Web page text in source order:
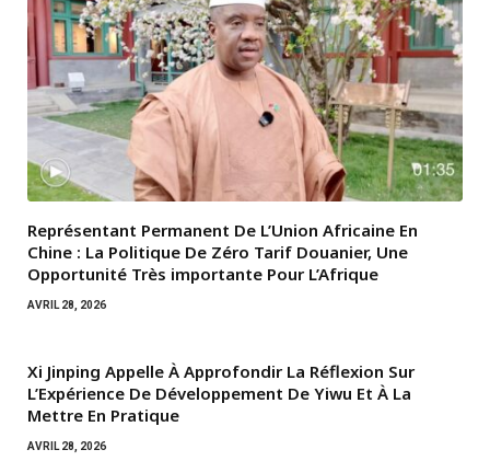
Représentant Permanent De L’Union Africaine En
Chine : La Politique De Zéro Tarif Douanier, Une
Opportunité Très importante Pour L’Afrique
AVRIL 28, 2026
Xi Jinping Appelle À Approfondir La Réflexion Sur
L’Expérience De Développement De Yiwu Et À La
Mettre En Pratique
AVRIL 28, 2026